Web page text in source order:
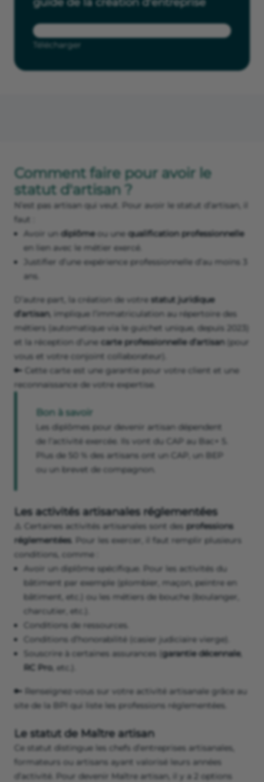
Télécharger
Comment faire pour avoir le
statut d'artisan ?
N’est pas artisan qui veut. Pour avoir le statut d’artisan, il
faut :
Avoir un diplômeou une qualification professionnelle
en lien avec le métier exercé.
Justifier d’une expérience professionnelle d’au moins 3
ans.
D’autre part, la création de votre statut juridique
d’artisan, implique l’immatriculation au répertoire des
métiers (automatique via le guichet unique, depuis 2023)
et la réception d’une carte professionnelle d’artisan (pour
vous et votre conjoint collaborateur).
🔑 Cette carte est une garantie pour votre client et une
reconnaissance de votre expertise.
Bon à savoir
Les diplômes pour devenir artisan dépendent
de l’activité exercée. Ils vont du CAP au Bac+ 5.
Plus de 50 % des artisans ont un CAP, un BEP
ou un brevet de compagnon.
Les activités artisanales réglementées
⚠️ Certaines activités artisanales sont des professions
réglementées. Pour les exercer, il faut remplir plusieurs
conditions, comme :
Avoir un diplôme spécifique. Pour les activités du
bâtiment par exemple (plombier, maçon, peintre en
bâtiment, etc.) ou les métiers de bouche (boulanger,
charcutier, etc.).
Conditions de ressources.
Conditions d’honorabilité (casier judiciaire vierge).
Souscrire à certaines assurances (garantie décennale,
RC Pro, etc.).
🔑 Renseignez-vous sur votre activité artisanale grâce au
site de la BPI qui liste les professions réglementées.
Le statut de Maître artisan
Ce statut distingue les chefs d’entreprises artisanales,
formateurs ou artisans ayant valorisé leurs années
d’activité. Pour devenir Maître artisan, il y a 2 options